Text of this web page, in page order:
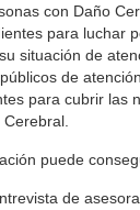
con Daño
para luchar
situación de
de
para cubrir las
puede
de